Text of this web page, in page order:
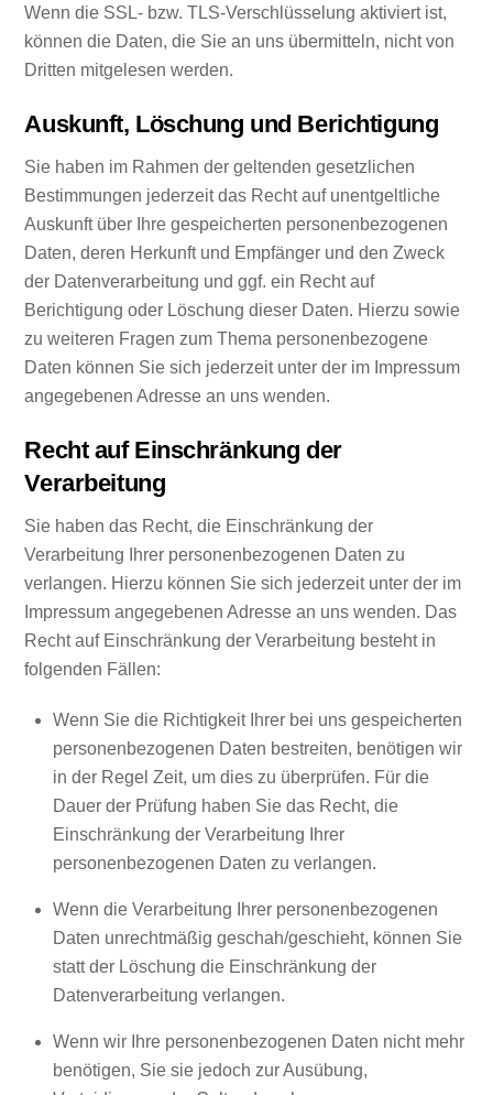
Wenn die SSL- bzw. TLS-Verschlüsselung aktiviert ist,
können die Daten, die Sie an uns übermitteln, nicht von
Dritten mitgelesen werden.
Auskunft, Löschung und Berichtigung
Sie haben im Rahmen der geltenden gesetzlichen
Bestimmungen jederzeit das Recht auf unentgeltliche
Auskunft über Ihre gespeicherten personenbezogenen
Daten, deren Herkunft und Empfänger und den Zweck
der Datenverarbeitung und ggf. ein Recht auf
Berichtigung oder Löschung dieser Daten. Hierzu sowie
zu weiteren Fragen zum Thema personenbezogene
Daten können Sie sich jederzeit unter der im Impressum
angegebenen Adresse an uns wenden.
Recht auf Einschränkung der
Verarbeitung
Sie haben das Recht, die Einschränkung der
Verarbeitung Ihrer personenbezogenen Daten zu
verlangen. Hierzu können Sie sich jederzeit unter der im
Impressum angegebenen Adresse an uns wenden. Das
Recht auf Einschränkung der Verarbeitung besteht in
folgenden Fällen:
Wenn Sie die Richtigkeit Ihrer bei uns gespeicherten
personenbezogenen Daten bestreiten, benötigen wir
in der Regel Zeit, um dies zu überprüfen. Für die
Dauer der Prüfung haben Sie das Recht, die
Einschränkung der Verarbeitung Ihrer
personenbezogenen Daten zu verlangen.
Wenn die Verarbeitung Ihrer personenbezogenen
Daten unrechtmäßig geschah/geschieht, können Sie
statt der Löschung die Einschränkung der
Datenverarbeitung verlangen.
Wenn wir Ihre personenbezogenen Daten nicht mehr
benötigen, Sie sie jedoch zur Ausübung,